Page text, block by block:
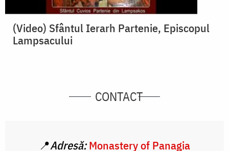
(Video) Sfântul Ierarh Partenie, Episcopul
Lampsacului
CONTACT
📍Adresă: Monastery of Panagia